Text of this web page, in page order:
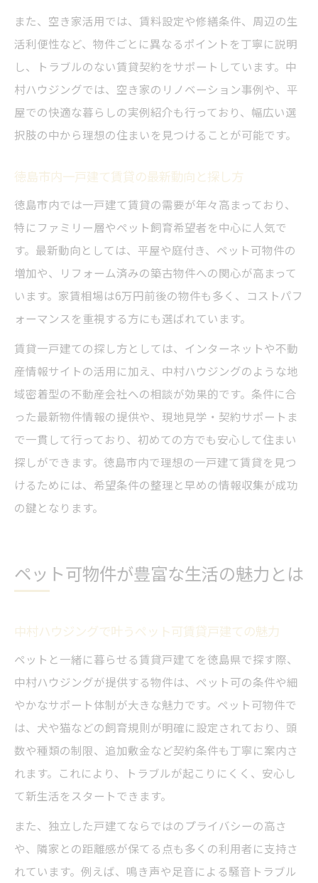
また、空き家活用では、賃料設定や修繕条件、周辺の生
活利便性など、物件ごとに異なるポイントを丁寧に説明
し、トラブルのない賃貸契約をサポートしています。中
村ハウジングでは、空き家のリノベーション事例や、平
屋での快適な暮らしの実例紹介も行っており、幅広い選
択肢の中から理想の住まいを見つけることが可能です。
徳島市内一戸建て賃貸の最新動向と探し方
徳島市内では一戸建て賃貸の需要が年々高まっており、
特にファミリー層やペット飼育希望者を中心に人気で
す。最新動向としては、平屋や庭付き、ペット可物件の
増加や、リフォーム済みの築古物件への関心が高まって
います。家賃相場は6万円前後の物件も多く、コストパフ
ォーマンスを重視する方にも選ばれています。
賃貸一戸建ての探し方としては、インターネットや不動
産情報サイトの活用に加え、中村ハウジングのような地
域密着型の不動産会社への相談が効果的です。条件に合
った最新物件情報の提供や、現地見学・契約サポートま
で一貫して行っており、初めての方でも安心して住まい
探しができます。徳島市内で理想の一戸建て賃貸を見つ
けるためには、希望条件の整理と早めの情報収集が成功
の鍵となります。
ペット可物件が豊富な生活の魅力とは
中村ハウジングで叶うペット可賃貸戸建ての魅力
ペットと一緒に暮らせる賃貸戸建てを徳島県で探す際、
中村ハウジングが提供する物件は、ペット可の条件や細
やかなサポート体制が大きな魅力です。ペット可物件で
は、犬や猫などの飼育規則が明確に設定されており、頭
数や種類の制限、追加敷金など契約条件も丁寧に案内さ
れます。これにより、トラブルが起こりにくく、安心し
て新生活をスタートできます。
また、独立した戸建てならではのプライバシーの高さ
や、隣家との距離感が保てる点も多くの利用者に支持さ
れています。例えば、鳴き声や足音による騒音トラブル